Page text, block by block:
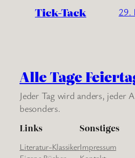
Tick-Tack 29.
Alle Tage
Jeder Tag wird anders, jeder
besonders.
Links
Literatur-Klassiker
Sonstiges
Impressum